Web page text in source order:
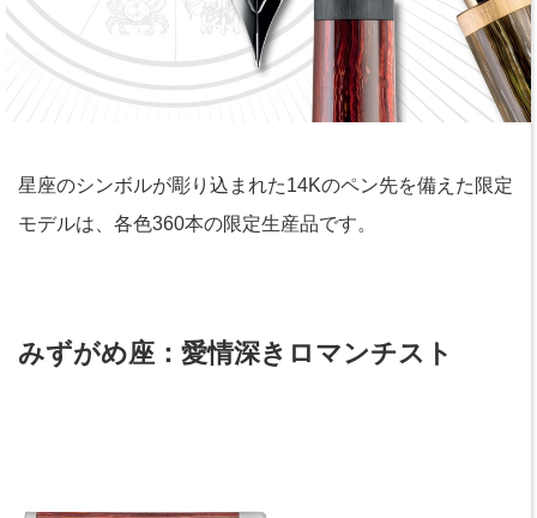
星座のシンボルが彫り込まれた14Kのペン先を備えた限定
モデルは、各色360本の限定生産品です。
みずがめ座：愛情深きロマンチスト